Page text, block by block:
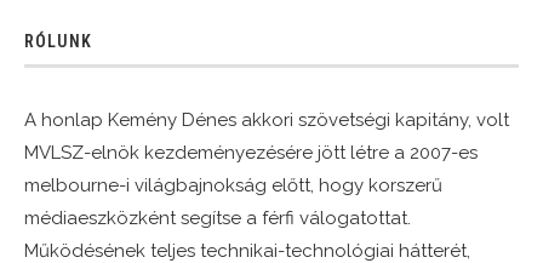
RÓLUNK
A honlap Kemény Dénes akkori szövetségi kapitány, volt
MVLSZ-elnök kezdeményezésére jött létre a 2007-es
melbourne-i világbajnokság előtt, hogy korszerű
médiaeszközként segítse a férfi válogatottat.
Működésének teljes technikai-technológiai hátterét,